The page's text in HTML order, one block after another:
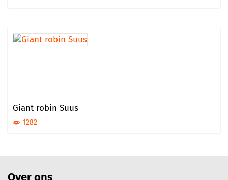
Giant robin Suus
1282
Over ons